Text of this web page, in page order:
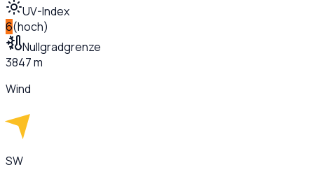
UV-Index
6(hoch)
Nullgradgrenze
3847 m
Wind
SW